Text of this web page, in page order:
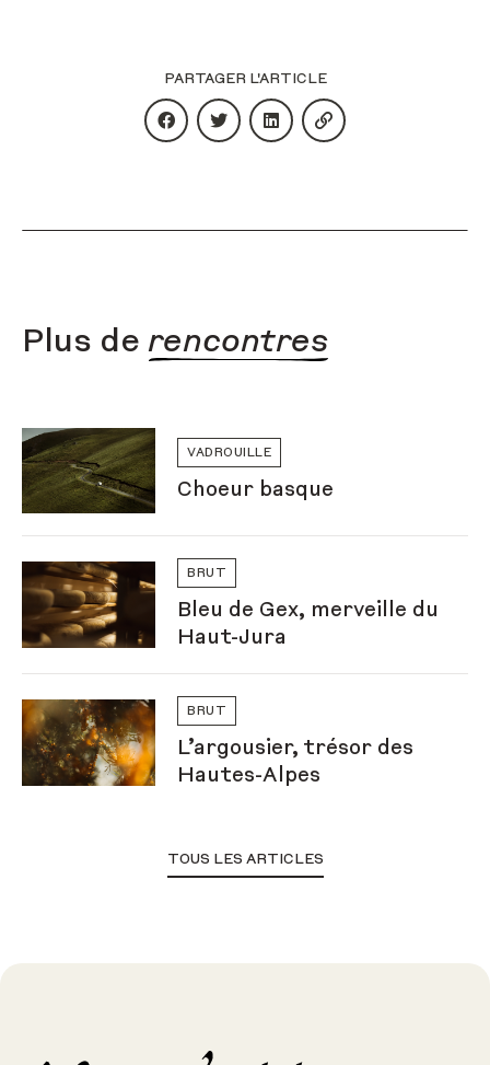
PARTAGER L'ARTICLE
Partager le contenu sur facebook
Partager le contenu sur twitter
Partager le contenu sur
Copier l'URL du
Plus de rencontres
VADROUILLE
Choeur basque
BRUT
Bleu de Gex, merveille du
Haut-Jura
BRUT
L’argousier, trésor des
Hautes-Alpes
TOUS LES ARTICLES